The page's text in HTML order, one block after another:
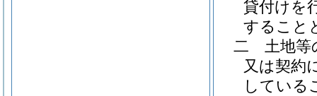
貸付けを
すること
二
土地等
又は契約
している